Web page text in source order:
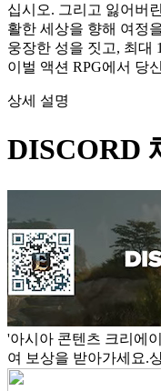
십시오. 그리고 잃어버
활한 세상을 향해 여정
웅장한 성을 짓고, 최대
이벌 액션 RPG에서 당
상세 설명
DISCORD
'아시아 콘텐츠 크리에
여 보상을 받아가세요.